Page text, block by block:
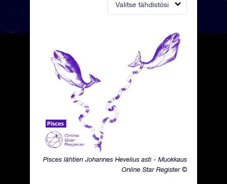
Valitse tähdistösi
Pisces lähtien Johannes Hevelius asti - Muokkaus
Online Star Register ©